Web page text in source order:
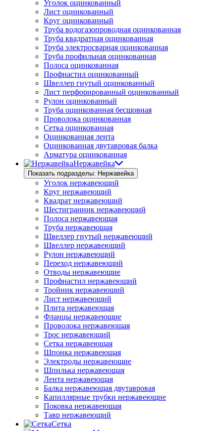
Уголок оцинкованный
Лист оцинкованный
Круг оцинкованный
Труба водогазопроводная оцинкованная
Труба квадратная оцинкованная
Труба электросварная оцинкованная
Труба профильная оцинкованная
Полоса оцинкованная
Профнастил оцинкованный
Швеллер гнутый оцинкованный
Лист перфорированный оцинкованный
Рулон оцинкованный
Труба оцинкованная бесшовная
Проволока оцинкованная
Сетка оцинкованная
Оцинкованная лента
Оцинкованная двутавровая балка
Арматура оцинкованная
Нержавейка
Показать подразделы: Нержавейка
Уголок нержавеющий
Круг нержавеющий
Квадрат нержавеющий
Шестигранник нержавеющий
Полоса нержавеющая
Труба нержавеющая
Швеллер гнутый нержавеющий
Швеллер нержавеющий
Рулон нержавеющий
Переход нержавеющий
Отводы нержавеющие
Профнастил нержавеющий
Тройник нержавеющий
Лист нержавеющий
Плита нержавеющая
Фланцы нержавеющие
Проволока нержавеющая
Трос нержавеющий
Сетка нержавеющая
Шпонка нержавеющая
Электроды нержавеющие
Шпилька нержавеющая
Лента нержавеющая
Балка нержавеющая двутавровая
Капиллярные трубки нержавеющие
Поковка нержавеющая
Тавр нержавеющий
Сетка